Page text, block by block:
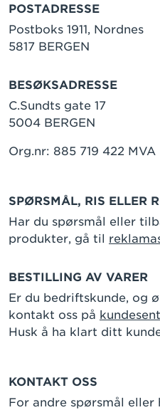
POSTADRESSE
Postboks 1911, Nordnes
5817 BERGEN
BESØKSADRESSE
C.Sundts gate 17
5004 BERGEN
Org.nr: 885 719 422 MVA
SPØRSMÅL, RIS ELLER
Har du spørsmål eller
produkter, gå til
BESTILLING AV VARER
Er du bedriftskunde, og
kontakt oss på
Husk å ha klart ditt
KONTAKT OSS
For andre spørsmål eller